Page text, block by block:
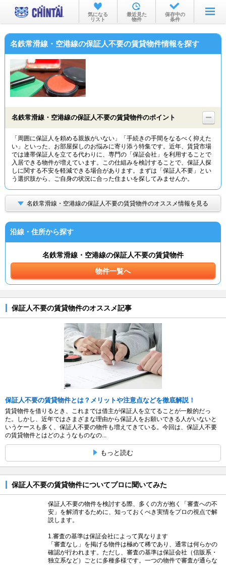
お部屋を探す
沿線・駅から
物件特集から
TOP
気になる
リスト
最近見た
物件
保存中の
条件
名鉄常滑線・空港線の保証人不要の賃貸物件情報を探す
名鉄常滑線・空港線の保証人不要の賃貸物件のポイント
「周囲に保証人を頼める親族がいない」「手続きの手間をなるべく抑えた
い」といった、お部屋探しのお悩みに寄り添う特集です。近年、賃貸市場
では連帯保証人を立てる代わりに、専門の「保証会社」を利用することで
入居できる物件が増えています。この仕組みを検討することで、保証人探
しに関する不安を軽減できる場合があります。まずは「保証人不要」とい
う選択肢から、ご自身の状況に合った住まいを探してみませんか。
名鉄常滑線・空港線の保証人不要の賃貸物件のオススメ情報を見る
沿線・住所から探す
名鉄常滑線・空港線の保証人不要の賃貸物件
物件一覧へ
保証人不要の賃貸物件のオススメ記事
保証人不要の賃貸物件とは？メリットや注意点などを徹底解説！
賃貸物件を借りるとき、これまでは借主が保証人を立てることが一般的だっ
た。しかし、近年ではさまざまな理由から保証人をお願いできる人がいないと
いうケースも多く、保証人不要の物件も増えてきている。今回は、保証人不要
の賃貸物件とはどのようなものなの...
もっと読む
保証人不要の賃貸物件についてプロに聞いてみた
保証人不要の物件を検討する際、多くの方が抱く「審査への不
安」を解消するために、知っておくべき実情をプロの視点で解
説します。
1.審査の基準は保証会社によって異なります
「審査なし」を掲げる物件は極めて稀であり、通常は何らかの
確認が行われます。ただし、審査の基準は保証会社（信販系・
独立系など）ごとに多種多様です。一つの物件で審査が通らな